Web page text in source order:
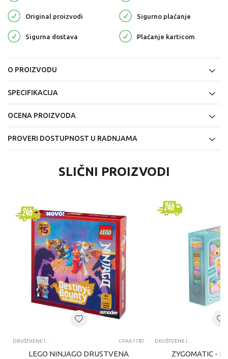
Original proizvodi Sigurno plaćanje
Sigurna dostava Plaćanje karticom
O PROIZVODU
SPECIFIKACIJA
OCENA PROIZVODA
PROVERI DOSTUPNOST U RADNJAMA
SLIČNI PROIZVODI
DRUŠTVENE IGRE CPAA1787
LEGO NINJAGO DRUSTVENA
DRUŠTVENE IGRE
ZYGOMATIC -